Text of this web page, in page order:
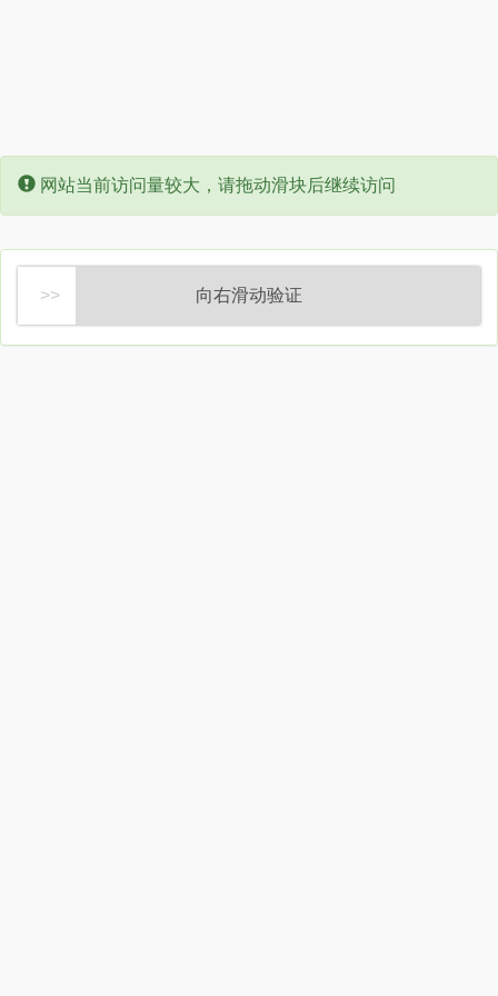
Error:
网站当前访问量较大，请拖动滑块后继续访问
向右滑动验证